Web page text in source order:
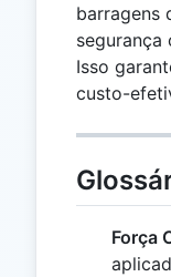
barragens
segurança
Isso
custo-
Força